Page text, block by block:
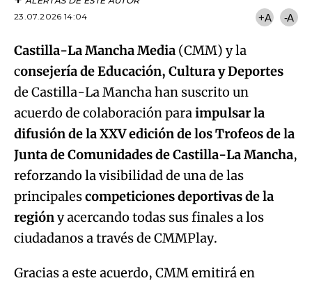
23.07.2026 14:04
+A -A
Castilla-La Mancha Media (CMM) y la
consejería de Educación, Cultura y Deportes
de Castilla-La Mancha han suscrito un
acuerdo de colaboración paraimpulsar la
difusión de la XXV edición de los Trofeos de la
Junta de Comunidades de Castilla-La Mancha,
reforzando la visibilidad de una de las
principalescompeticiones deportivas de la
regióny acercando todas sus finales a los
ciudadanos a través de CMMPlay.
Gracias a este acuerdo, CMM emitirá en